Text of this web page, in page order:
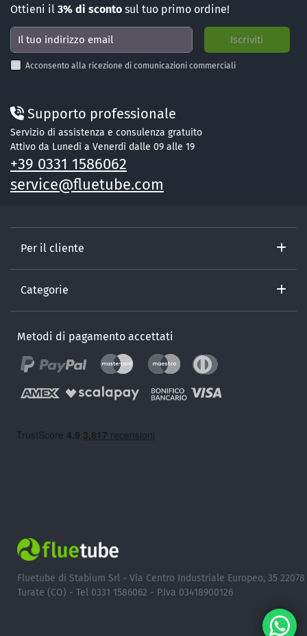
Ottieni il 3% di sconto sul tuo primo ordine!
Acconsento alla ricezione di comunicazioni commerciali
Supporto professionale
Servizio di assistenza e consulenza gratuito
Attivo da Lunedì a Venerdì dalle 09 alle 19
+39 0331 1586062
service@fluetube.com
Per il cliente
Categorie
Metodi di pagamento accettati
Fluetube di Stabium Srl - Via Centro Industriale Europeo, 35 22078
Turate (CO) - Tel 0331 1586062 - P.Iva 03418900126